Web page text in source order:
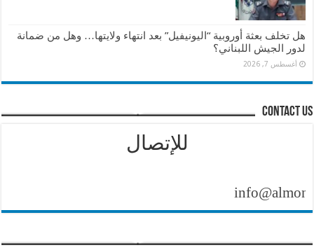
هل تخلف بعثة أوروبية “اليونيفيل” بعد انتهاء ولايتها… وهل من ضمانة
لدور الجيش اللبناني؟
أغسطس 7, 2026
contact us
للإتصال